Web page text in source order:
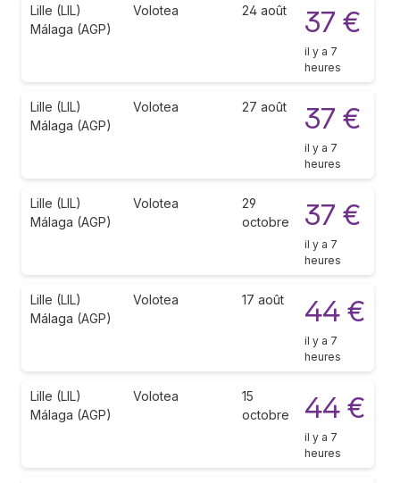
Lille (LIL)
Málaga (AGP)
Volotea 24 août 37 €
il y a 7
heures
Lille (LIL)
Málaga (AGP)
Volotea 27 août 37 €
il y a 7
heures
Lille (LIL)
Málaga (AGP)
Volotea
29
octobre
37 €
il y a 7
heures
Lille (LIL)
Málaga (AGP)
Volotea 17 août 44 €
il y a 7
heures
Lille (LIL)
Málaga (AGP)
Volotea
15
octobre
44 €
il y a 7
heures